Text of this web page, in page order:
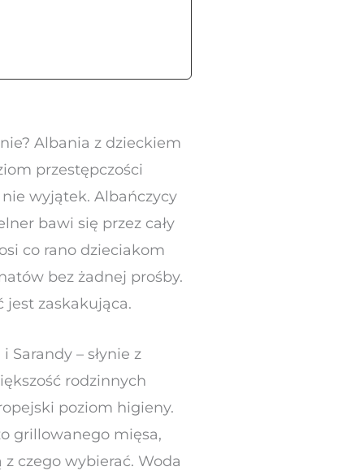
Albania z dzieckiem
przestępczości
wyjątek. Albańczycy
bawi się przez cały
co rano dzieciakom
bez żadnej prośby.
jest zaskakująca.
Sarandy – słynie z
rodzinnych
poziom higieny.
grillowanego mięsa,
czego wybierać. Woda